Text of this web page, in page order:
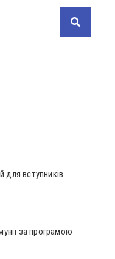
для вступників
за програмою